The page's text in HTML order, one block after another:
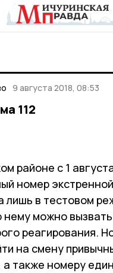
9 августа 2018, 08:53
112
районе с 1
номер
лишь в тестовом
нему можно
реагирования.
на смену
а также номеру